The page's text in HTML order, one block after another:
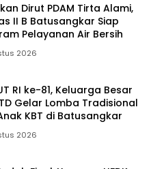
Dirut PDAM Tirta Alami,
II B Batusangkar Siap
Pelayanan Air Bersih
2026
RI ke-81, Keluarga Besar
Gelar Lomba Tradisional
KBT di Batusangkar
2026